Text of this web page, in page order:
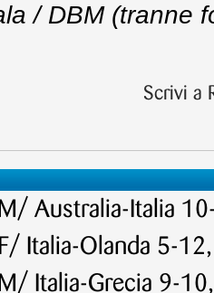
/ DBM (tranne
Scrivi a
Australia-Italia
Italia-Olanda 5-
Italia-Grecia 9-